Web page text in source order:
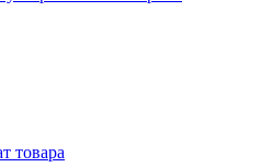
товара